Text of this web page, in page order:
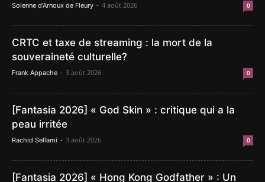
Solenne d'Arnoux de Fleury - 4 août 2026 0
CRTC et taxe de streaming : la mort de la
souveraineté culturelle?
Frank Appache - 3 août 2026 0
[Fantasia 2026] « God Skin » : critique qui a la
peau irritée
Rachid Sellami - 3 août 2026 0
[Fantasia 2026] « Hong Kong Godfather » : Un